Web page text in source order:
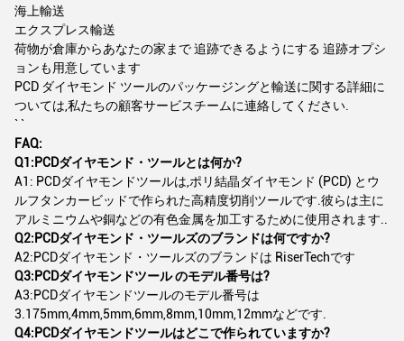
海上輸送
エクスプレス輸送
荷物が倉庫からあなたの家まで 追跡できるようにする 追跡オプシ
ョンも用意しています
PCD ダイヤモンド ツールのパッケージングと輸送に関する詳細に
ついては,私たちの顧客サービスチームに連絡してください.
` `
FAQ:
Q1:PCDダイヤモンド・ツールとは何か?
A1: PCDダイヤモンドツールは,ポリ結晶ダイヤモンド (PCD) とウ
ルフタンカービッドで作られた高精度切削ツールです.彼らは主に
アルミニウムや銅などの有色金属を加工するために使用されます..
Q2:PCDダイヤモンド・ツールズのブランドは何ですか?
A2:PCDダイヤモンド・ツールズのブランドは RiserTechです
Q3:PCDダイヤモンドツール のモデル番号は?
A3:PCDダイヤモンドツールのモデル番号は
3.175mm,4mm,5mm,6mm,8mm,10mm,12mmなどです.
Q4:PCDダイヤモンドツールはどこで作られていますか?